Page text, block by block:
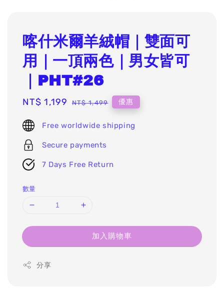
喀什米爾羊絨帽｜雙面可
用｜一頂兩色｜男女皆可
｜PHT#26
Sale
NT$ 1,199 Regular
NT$ 1,499 優惠
Free worldwide shipping
Secure payments
7 Days Free Return
數量
加入購物車
分享